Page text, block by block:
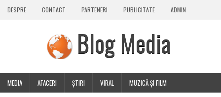
DESPRE CONTACT PARTENERI PUBLICITATE ADMIN
Blog Media
MEDIA AFACERI ȘTIRI VIRAL
MUZICĂ ȘI FILM